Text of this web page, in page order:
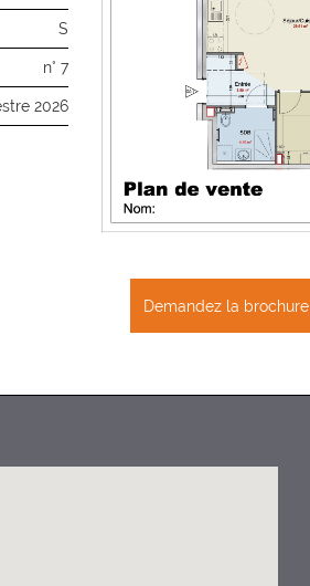
S
n° 7
2026
Demandez la brochure